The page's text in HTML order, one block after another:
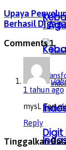
1
Upaya
Berhasil
Comments1
1 tahun ago
mysL Tan
Reply
Tinggalkan